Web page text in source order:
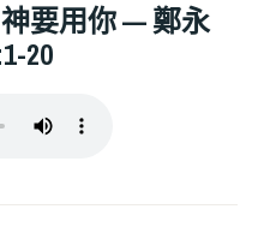
神要用你 — 鄭永
20